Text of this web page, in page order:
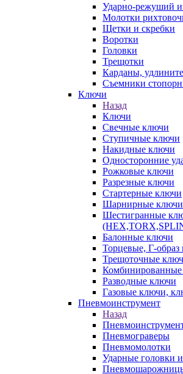
Ударно-режуший
Молотки
Щетки и скребки
Воротки
Головки
Трещотки
Карданы,
Съемники
Ключи
Назад
Ключи
Свечные ключи
Ступичные ключи
Накидные ключи
Односторонние
Рожковые ключи
Разрезные ключи
Стартерные ключи
Шарнирные ключи
Шестигранные
Балонные ключи
Торцевые, Г-образ
Трещоточные
Разводные ключи
Газовые ключи,
Пневмоинструмент
Назад
Пневмограверы
Пневмомолотки
Ударные головки